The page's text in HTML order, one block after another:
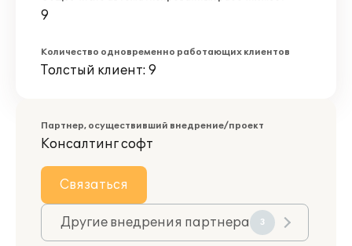
9
Количество одновременно работающих клиентов
Толстый клиент: 9
Партнер, осуществивший внедрение/проект
Консалтинг софт
Связаться
Другие внедрения партнера 3